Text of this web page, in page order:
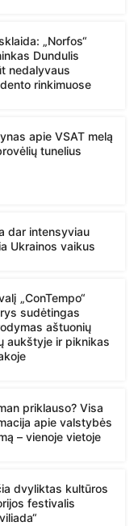
„Norfos“
Dundulis
nedalyvaus
rinkimuose
apie VSAT melą
tunelius
dar intensyviau
Ukrainos vaikus
„ConTempo“
sudėtingas
aštuonių
aukštyje ir piknikas
priklauso? Visa
apie valstybės
– vienoje vietoje
dvyliktas kultūros
festivalis